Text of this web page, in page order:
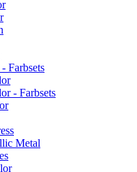
Farbsets
- Farbsets
Metal